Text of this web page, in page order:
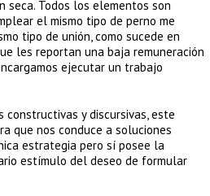
Todos los elementos son
el mismo tipo de perno me
tipo de unión, como sucede en
les reportan una baja remuneración
ejecutar un trabajo
y discursivas, este
que nos conduce a soluciones
estrategia pero sí posee la
estímulo del deseo de formular